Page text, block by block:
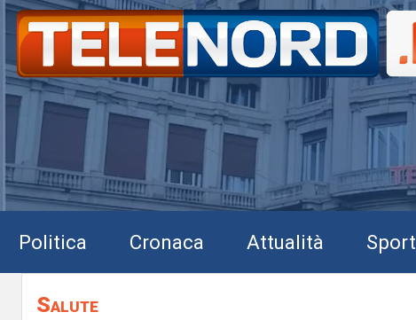
Politica Cronaca Attualità Sport
Salute